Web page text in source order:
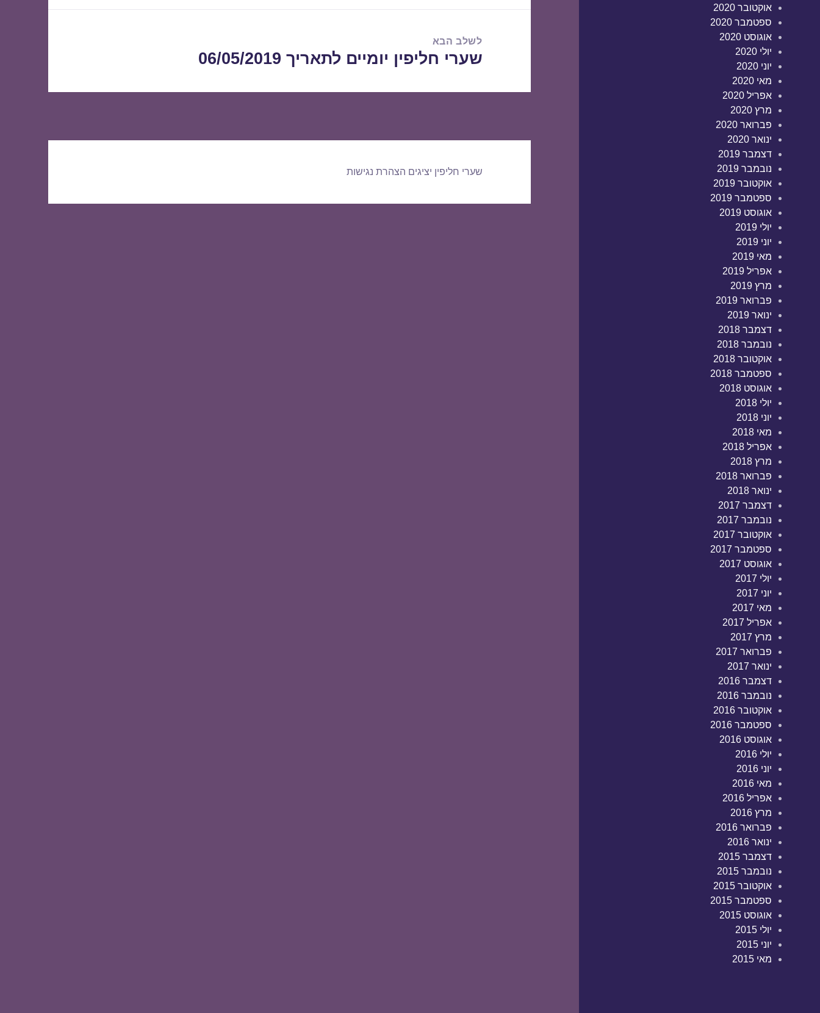
אוקטובר 2020
ספטמבר 2020
אוגוסט 2020
יולי 2020
יוני 2020
מאי 2020
אפריל 2020
מרץ 2020
פברואר 2020
ינואר 2020
דצמבר 2019
נובמבר 2019
אוקטובר 2019
ספטמבר 2019
אוגוסט 2019
יולי 2019
יוני 2019
מאי 2019
אפריל 2019
מרץ 2019
פברואר 2019
ינואר 2019
דצמבר 2018
נובמבר 2018
אוקטובר 2018
ספטמבר 2018
אוגוסט 2018
יולי 2018
יוני 2018
מאי 2018
אפריל 2018
מרץ 2018
פברואר 2018
ינואר 2018
דצמבר 2017
נובמבר 2017
אוקטובר 2017
ספטמבר 2017
אוגוסט 2017
יולי 2017
יוני 2017
מאי 2017
אפריל 2017
מרץ 2017
פברואר 2017
ינואר 2017
דצמבר 2016
נובמבר 2016
אוקטובר 2016
ספטמבר 2016
אוגוסט 2016
יולי 2016
יוני 2016
מאי 2016
אפריל 2016
מרץ 2016
פברואר 2016
ינואר 2016
דצמבר 2015
נובמבר 2015
אוקטובר 2015
ספטמבר 2015
אוגוסט 2015
יולי 2015
יוני 2015
מאי 2015
לשלב הבא
הפוסט
שערי חליפין יומיים לתאריך 06/05/2019
שערי חליפין יציגים הצהרת נגישות